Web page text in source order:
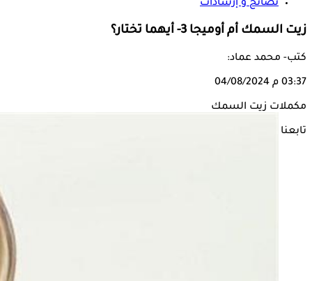
نصائح و إرشادات
زيت السمك أم أوميجا 3- أيهما تختار؟
كتب- محمد عماد:
03:37 م 04/08/2024
مكملات زيت السمك
تابعنا على